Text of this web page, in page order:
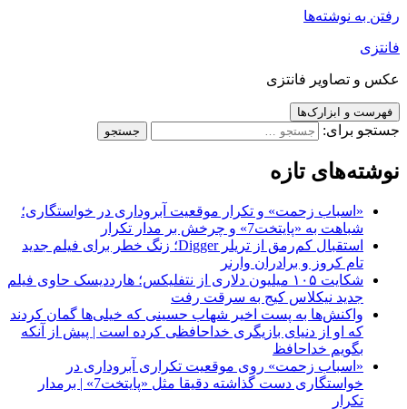
رفتن به نوشته‌ها
فانتزی
عکس و تصاویر فانتزی
فهرست و ابزارک‌ها
جستجو برای:
نوشته‌های تازه
«اسباب زحمت» و تکرار موقعیت آبروداری در خواستگاری؛
شباهت به «پایتخت7» و چرخش بر مدار تکرار
استقبال کم‌رمق از تریلر Digger؛ زنگ خطر برای فیلم جدید
تام کروز و برادران وارنر
شکایت ۱۰۵ میلیون دلاری از نتفلیکس؛ هارددیسک حاوی فیلم
جدید نیکلاس کیج به سرقت رفت
واکنش‌ها به پست اخیر شهاب حسینی که خیلی‌ها گمان کردند
که او از دنیای بازیگری خداحافظی کرده است | پیش از آنکه
بگویم خداحافظ
«اسباب زحمت» روی موقعیت تکراری آبروداری در
خواستگاری دست گذاشته دقیقا مثل «پایتخت7» | برمدار
تکرار